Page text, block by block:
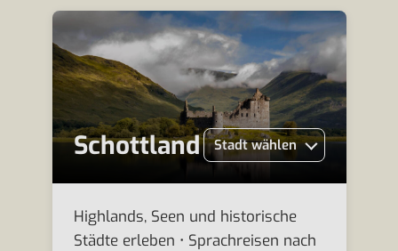
Schottland Stadt wählen
Highlands, Seen und historische
Städte erleben • Sprachreisen nach